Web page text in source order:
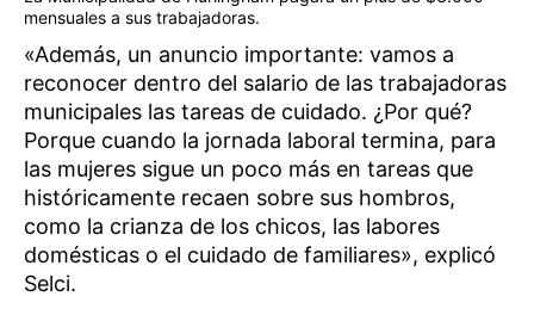
mensuales a sus trabajadoras.
«Además, un anuncio importante: vamos a
reconocer dentro del salario de las trabajadoras
municipales las tareas de cuidado. ¿Por qué?
Porque cuando la jornada laboral termina, para
las mujeres sigue un poco más en tareas que
históricamente recaen sobre sus hombros,
como la crianza de los chicos, las labores
domésticas o el cuidado de familiares», explicó
Selci.